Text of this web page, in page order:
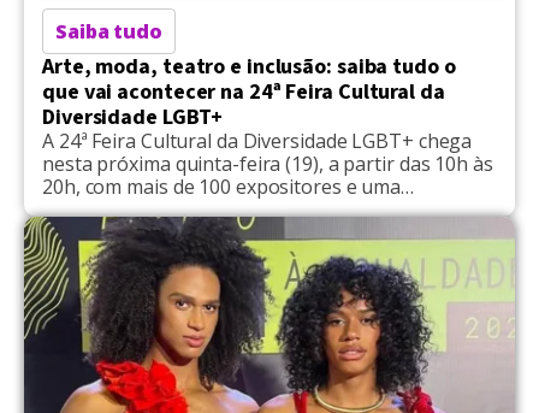
Saiba tudo
Arte, moda, teatro e inclusão: saiba tudo o
que vai acontecer na 24ª Feira Cultural da
Diversidade LGBT+
A 24ª Feira Cultural da Diversidade LGBT+ chega
nesta próxima quinta-feira (19), a partir das 10h às
20h, com mais de 100 expositores e uma
programação repleta de cultura, arte, debates e
ações de cidadania, no Memorial da América Latina.
Sob organização da APOLGBT-SP, a feira é um dos
eventos paralelos à 29º Parada do […]